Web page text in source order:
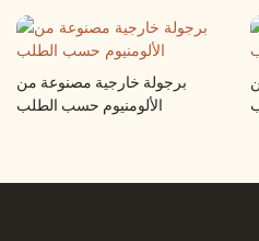
برجولة خارجية مصنوعة من
الألومنيوم حسب الطلب